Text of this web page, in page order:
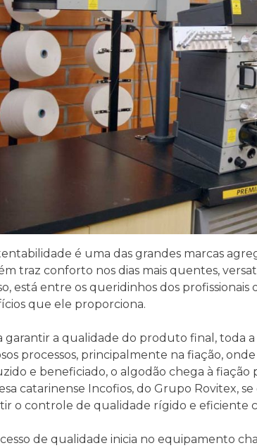
é uma das grandes marcas
traz conforto nos dias mais quentes,
está entre os queridinhos dos
que ele proporciona.
garantir a qualidade do produto final, toda
processos, principalmente na fiação,
e beneficiado, o algodão chega à fiação
catarinense Incofios, do Grupo Rovitex,
o controle de qualidade rígido e eficiente
de qualidade inicia no equipamento